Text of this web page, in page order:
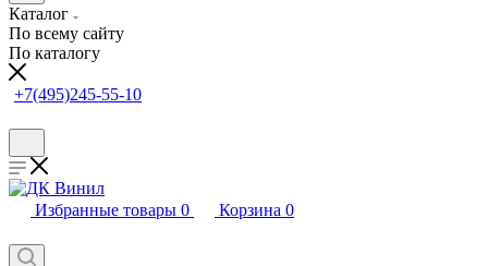
Каталог
По всему сайту
По каталогу
+7(495)245-55-10
Избранные товары 0 Корзина 0